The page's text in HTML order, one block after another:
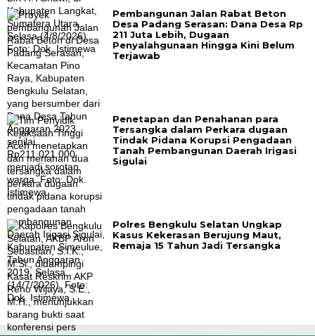
Pembangunan Jalan Rabat Beton
Desa Padang Serasan: Dana Desa Rp
211 Juta Lebih, Dugaan
Penyalahgunaan Hingga Kini Belum
Terjawab
Penetapan dan Penahanan para
Tersangka dalam Perkara dugaan
Tindak Pidana Korupsi Pengadaan
Tanah Pembangunan Daerah Irigasi
Sigulai
Polres Bengkulu Selatan Ungkap
Kasus Kekerasan Berujung Maut,
Remaja 15 Tahun Jadi Tersangka